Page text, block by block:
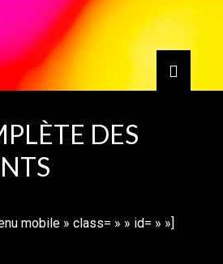
DES
mobile » class= » » id= » »]